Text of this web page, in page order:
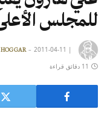
‬للمجلس‭ ‬الأعلى‭ ‬للدولة
|
HOGGAR 2011-04-11
11 دقائق قراءة